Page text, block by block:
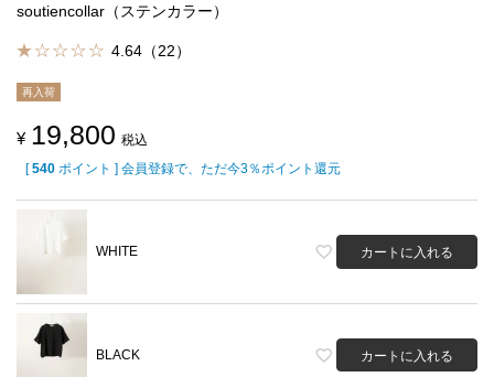
soutiencollar（ステンカラー）
4.64（22）
再入荷
¥ 19,800 税込
[ 540 ポイント ] 会員登録で、ただ今3％ポイント還元
WHITE カートに入れる
BLACK カートに入れる